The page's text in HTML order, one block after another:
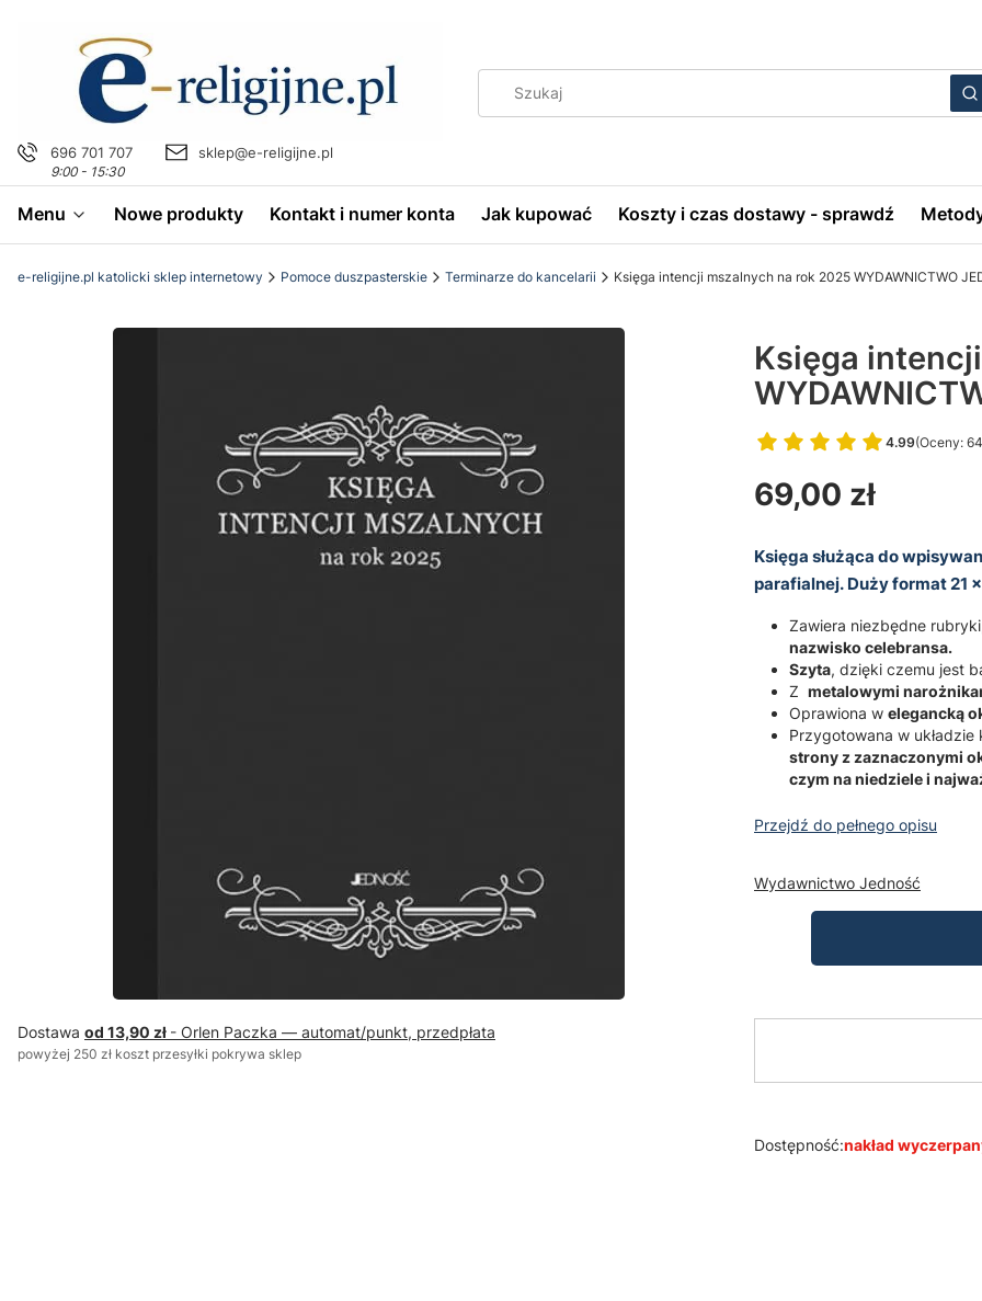
696 701 707
9:00 - 15:30
sklep@e-religijne.pl
Wyczyść
Menu Nowe produkty Kontakt i numer konta Jak kupować Koszty i czas dostawy - sprawdź
e-religijne.pl katolicki sklep internetowy Pomoce duszpasterskie Terminarze do kancelarii Księga intencji mszalnych na rok 2025 WYDAWNICTWO
Dostawa od 13,90 zł - Orlen Paczka — automat/punkt, przedpłata
powyżej 250 zł koszt przesyłki pokrywa sklep
Księga
4.99(Oceny:
Przejdź do
Cena
69,00 zł
Księga służąca do
parafialnej. Duży format 21
Zawiera niezbędne
nazwisko celebransa.
Szyta, dzięki czemu jest
Z metalowymi
Oprawiona w elegancką
Przygotowana w układzie
strony z zaznaczonymi
czym na niedziele i
Przejdź do pełnego opisu
Wydawnictwo Jedność
Dostępność:nakład